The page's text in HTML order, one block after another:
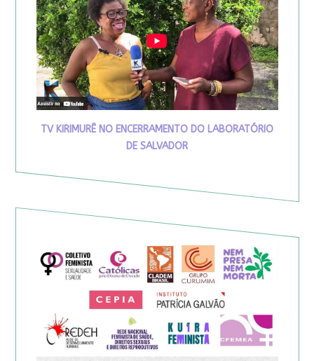
TV KIRIMURÊ NO ENCERRAMENTO DO LABORATÓRIO
DE SALVADOR